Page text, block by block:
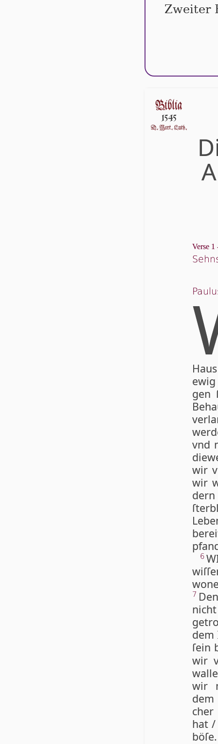
Zweiter
Verse 1
gen
vnd
wir
wir
6
7
dem
ſein
wir
wir
hat
bö­ſe.